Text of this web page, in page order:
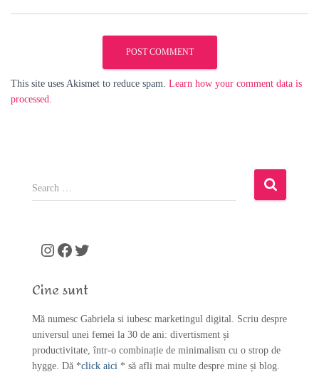
This site uses Akismet to reduce spam. Learn how your comment data is
processed.
S
e
o
:
Instagram Facebook Twitter
Cine sunt
Mă numesc Gabriela si iubesc marketingul digital. Scriu despre
universul unei femei la 30 de ani: divertisment și
productivitate, într-o combinație de minimalism cu o strop de
hygge. Dă *click aici * să afli mai multe despre mine și blog.